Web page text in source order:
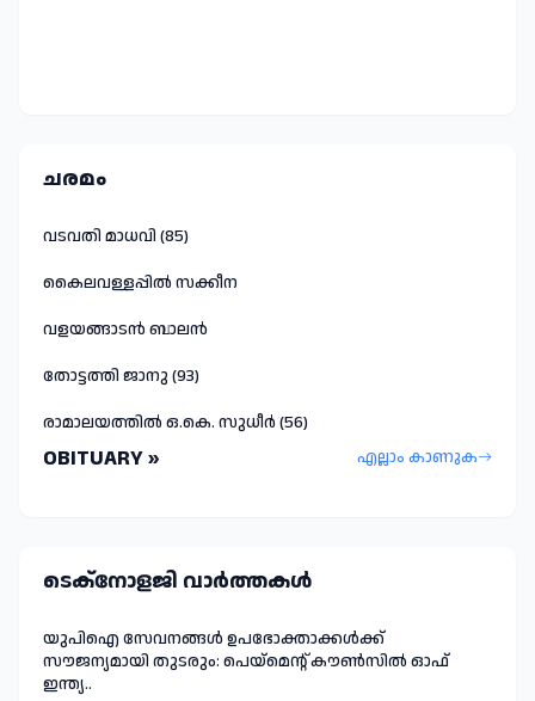
ചരമം
വടവതി മാധവി (85)
കൈലവള്ളപ്പിൽ സക്കീന
വളയങ്ങാടൻ ബാലൻ
തോട്ടത്തി ജാനു (93)
രാമാലയത്തിൽ ഒ.കെ. സുധീർ (56)
OBITUARY » എല്ലാം കാണുക
ടെക്നോളജി വാർത്തകള്‍
യുപിഐ സേവനങ്ങൾ ഉപഭോക്താക്കൾക്ക്
സൗജന്യമായി തുടരും: പെയ്മെന്റ് കൗൺസിൽ ഓഫ്
ഇന്ത്യ..